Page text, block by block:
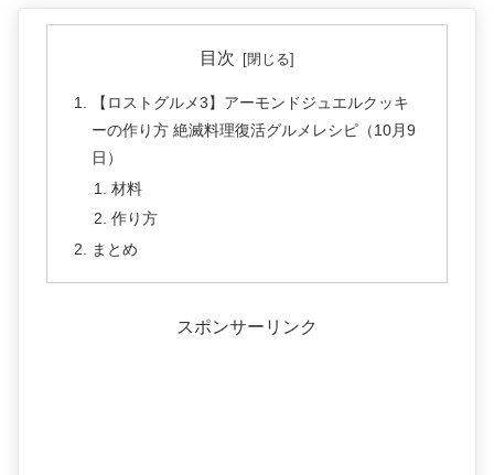
目次
【ロストグルメ3】アーモンドジュエルクッキ
ーの作り方 絶滅料理復活グルメレシピ（10月9
日）
材料
作り方
まとめ
スポンサーリンク